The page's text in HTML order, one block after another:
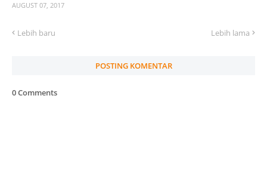
AUGUST 07, 2017
Lebih baru Lebih lama
POSTING KOMENTAR
0 Comments